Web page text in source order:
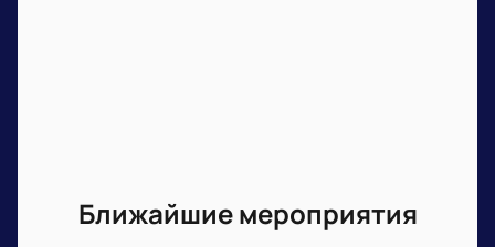
Ближайшие мероприятия